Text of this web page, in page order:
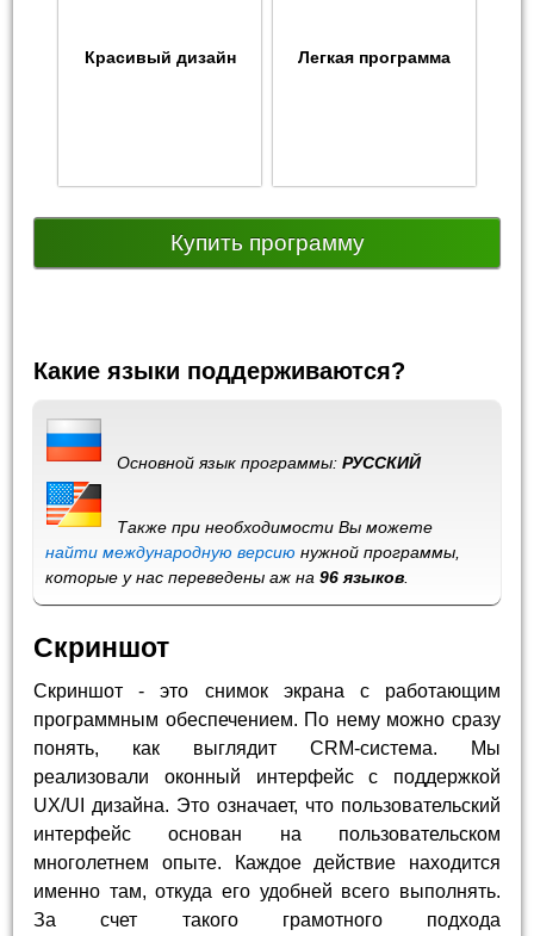
Красивый дизайн Легкая программа
Купить программу
Какие языки поддерживаются?
Основной язык программы:РУССКИЙ
Также при необходимости Вы можете
найти международную версию нужной программы,
которые у нас переведены аж на96 языков
Скриншот
Скриншот - это снимок экрана с работающим
программным обеспечением. По нему можно сразу
понять, как выглядит CRM-система. Мы
реализовали оконный интерфейс с поддержкой
UX/UI дизайна. Это означает, что пользовательский
интерфейс основан на пользовательском
многолетнем опыте. Каждое действие находится
именно там, откуда его удобней всего выполнять.
За счет такого грамотного подхода